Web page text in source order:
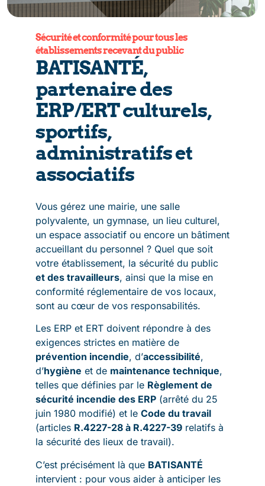
Sécurité et conformité pour tous les
établissements recevant du public
BATISANTÉ,
partenaire des
ERP/ERT culturels,
sportifs,
administratifs et
associatifs
Vous gérez une mairie, une salle
polyvalente, un gymnase, un lieu culturel,
un espace associatif ou encore un bâtiment
accueillant du personnel ? Quel que soit
votre établissement, la sécurité du public
et des travailleurs, ainsi que la mise en
conformité réglementaire de vos locaux,
sont au cœur de vos responsabilités.
Les ERP et ERT doivent répondre à des
exigences strictes en matière de
prévention incendie, d’accessibilité,
d’hygiène et de maintenance technique,
telles que définies par le Règlement de
sécurité incendie des ERP(arrêté du 25
juin 1980 modifié) et le Code du travail
(articles R.4227-28 à R.4227-39relatifs à
la sécurité des lieux de travail).
C’est précisément là que BATISANTÉ
intervient : pour vous aider à anticiper les